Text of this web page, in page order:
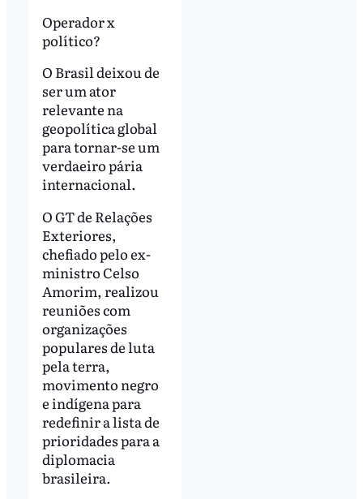
Operador x
político?
O Brasil deixou de
ser um ator
relevante na
geopolítica global
para tornar-se um
verdaeiro pária
internacional.
O GT de Relações
Exteriores,
chefiado pelo ex-
ministro Celso
Amorim, realizou
reuniões com
organizações
populares de luta
pela terra,
movimento negro
e indígena para
redefinir a lista de
prioridades para a
diplomacia
brasileira.